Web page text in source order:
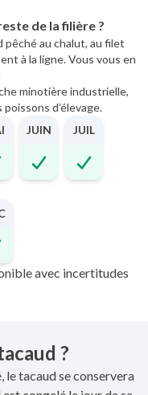
de la filière ?
pêché au chalut, au filet
à la ligne. Vous vous en
minotière industrielle,
d’élevage.
JUIN JUIL
avec incertitudes
?
le tacaud se conservera